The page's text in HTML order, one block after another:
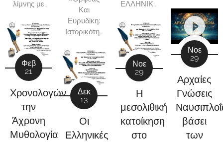
λίμνης με
Απολλωνίου
Αργοναυτικά».
Και
Ευρυδίκη:
Ιστορικότητα
Προσώπων
Και
Ερμηνεία
Του
Μύθου»
ΕΛΛΗΝΙΚΗΣ
ΚΑΙ ΤΩΝ
ΑΦΟΡΙΣΜΩΝ
ΤΟΥ
ΙΠΠΟΚΡΑΤΟΥΣ»
Φεβ
21
Χρονολογώντας
την
Άχρονη
Μυθολογία
Δεκ
13
Οι
Ελληνικές
Νοε
29
Η
μεσολιθική
κατοίκηση
στο
Νοε
29
Αρχαίες
Γνώσεις
βάσει
των